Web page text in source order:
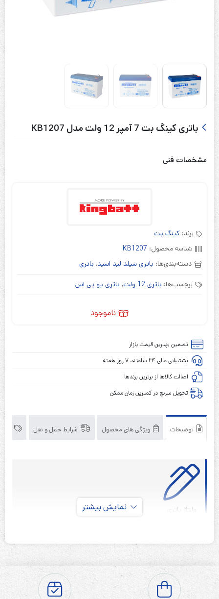
باتری کینگ بت 7 آمپر 12 ولت مدل KB1207
مشخصات فنی
برند: کینگ بت
شناسه محصول: KB1207
دسته‌بندی‌ها: باتری سیلد لید اسید, باتری
برچسب‌ها: باتری 12 ولت , باتری یو پی اس
ناموجود
تضمین بهترین قیمت بازار
پشتیبانی عالی ۲۴ ساعته، ۷ روز هفته
اصالت کالاها از برترین برندها
تحویل سریع در کمترین زمان ممکن
توضیحات ویژگی های محصول شرایط حمل و نقل
ولتاژ باتری ۱۲ ولت
گارانتی ۱۲ ماه
سال تولید ۲۰۲۲
نمایش بیشتر